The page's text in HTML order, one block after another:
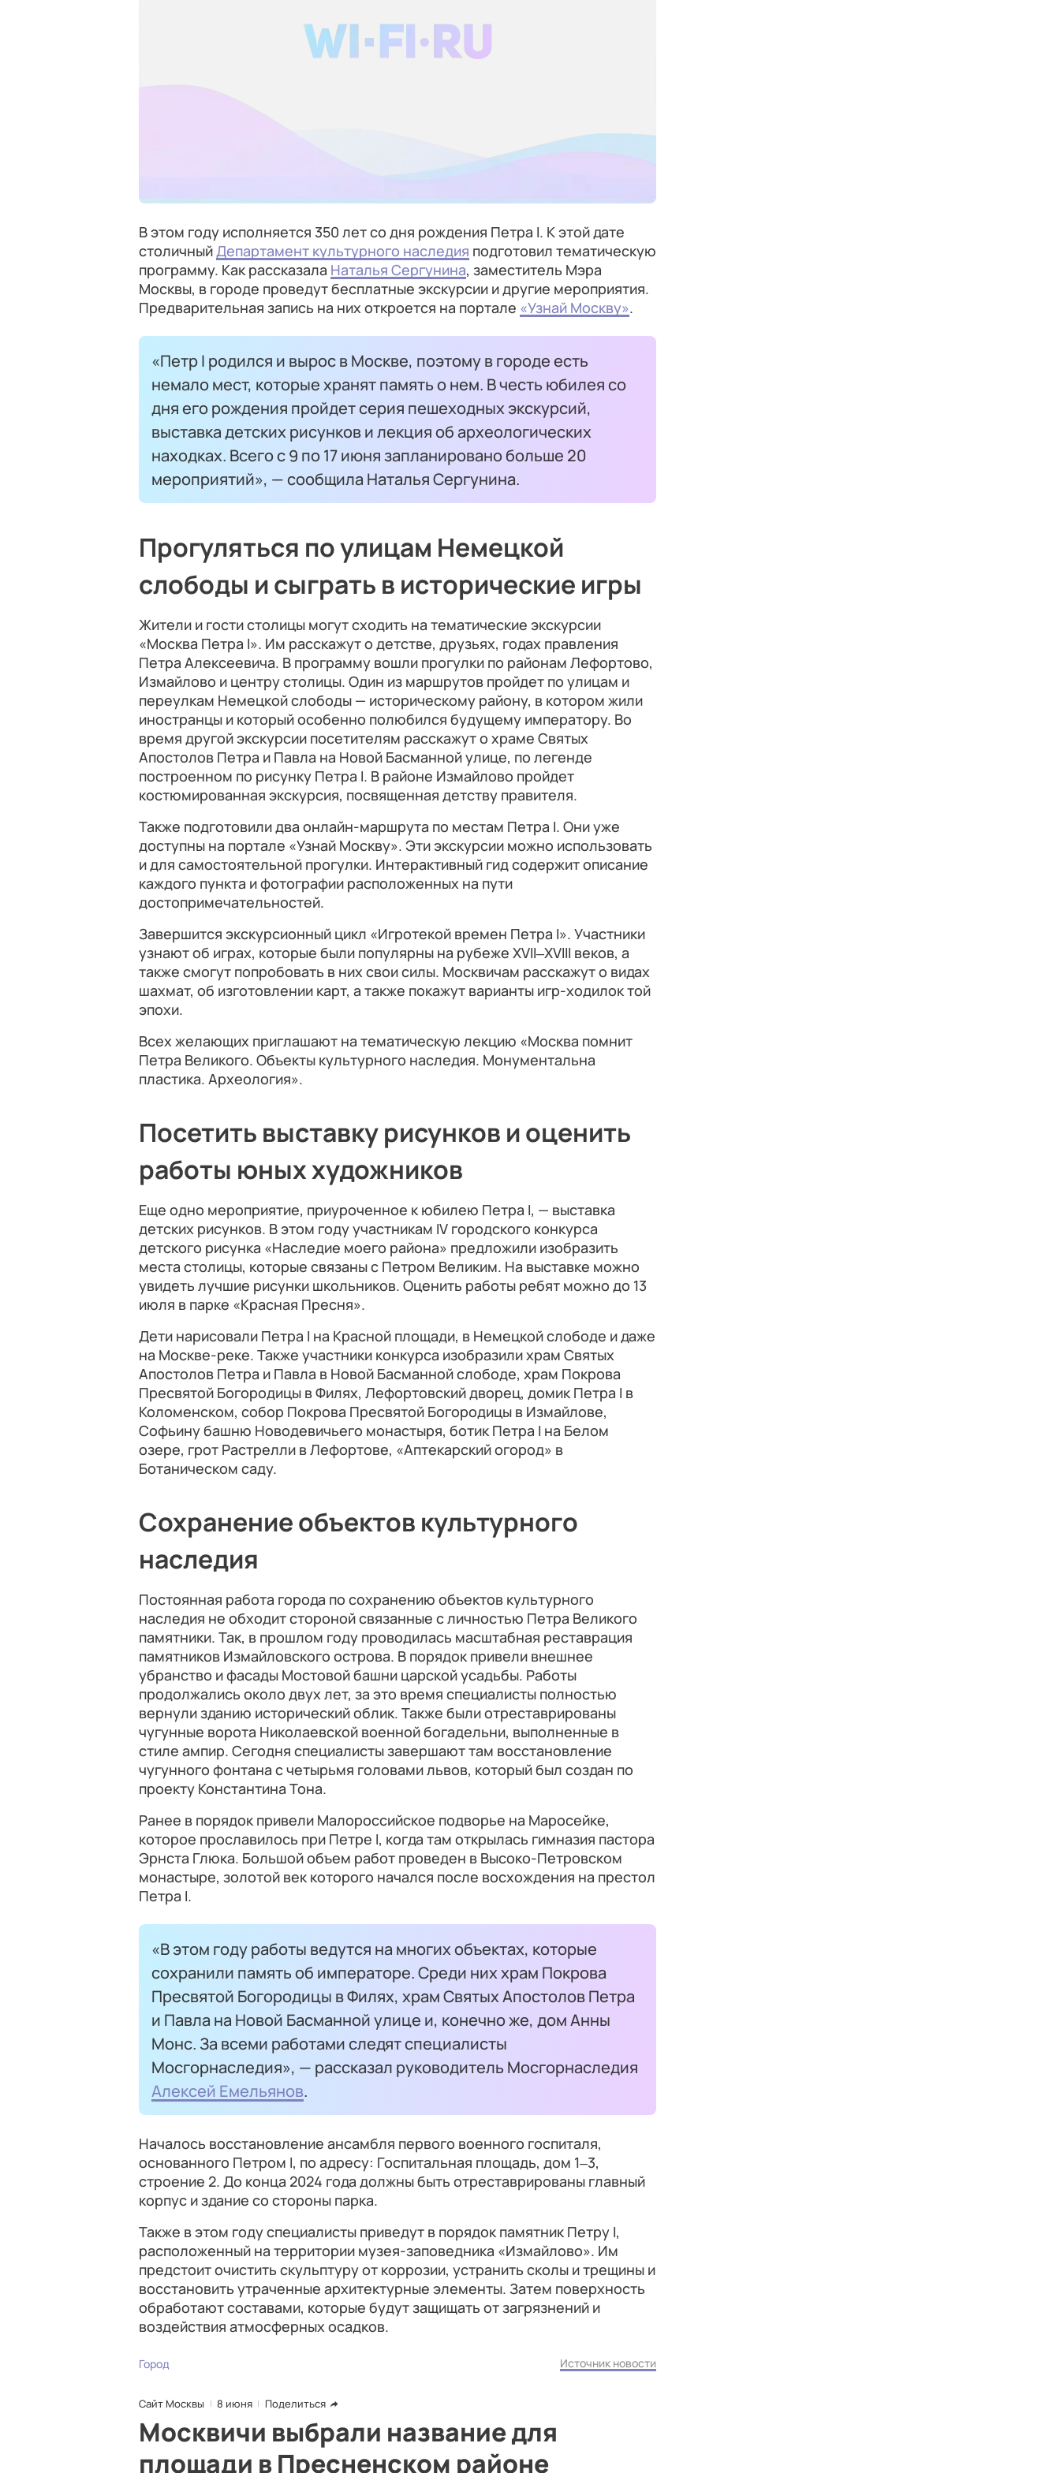
В этом году исполняется 350 лет со дня рождения Петра I. К этой дате
столичныйДепартамент культурного наследия подготовил тематическую
программу. Как рассказала Наталья Сергунина, заместитель Мэра
Москвы, в городе проведут бесплатные экскурсии и другие мероприятия.
Предварительная запись на них откроется на портале «Узнай Москву».
«Петр I родился и вырос в Москве, поэтому в городе есть
немало мест, которые хранят память о нем. В честь юбилея со
дня его рождения пройдет серия пешеходных экскурсий,
выставка детских рисунков и лекция об археологических
находках. Всего с 9 по 17 июня запланировано больше 20
мероприятий», — сообщила Наталья Сергунина.
Прогуляться по улицам Немецкой
слободы и сыграть в исторические игры
Жители и гости столицы могут сходить на тематические экскурсии
«Москва Петра I». Им расскажут о детстве, друзьях, годах правления
Петра Алексеевича. В программу вошли прогулки по районам Лефортово,
Измайлово и центру столицы. Один из маршрутов пройдет по улицам и
переулкам Немецкой слободы — историческому району, в котором жили
иностранцы и который особенно полюбился будущему императору. Во
время другой экскурсии посетителям расскажут о храме Святых
Апостолов Петра и Павла на Новой Басманной улице, по легенде
построенном по рисунку Петра I. В районе Измайлово пройдет
костюмированная экскурсия, посвященная детству правителя.
Также подготовили два онлайн-маршрута по местам Петра I. Они уже
доступны на портале «Узнай Москву». Эти экскурсии можно использовать
и для самостоятельной прогулки. Интерактивный гид содержит описание
каждого пункта и фотографии расположенных на пути
достопримечательностей.
Завершится экскурсионный цикл «Игротекой времен Петра I». Участники
узнают об играх, которые были популярны на рубеже XVII‒XVIII веков, а
также смогут попробовать в них свои силы. Москвичам расскажут о видах
шахмат, об изготовлении карт, а также покажут варианты игр-ходилок той
эпохи.
Всех желающих приглашают на тематическую лекцию «Москва помнит
Петра Великого. Объекты культурного наследия. Монументальна
пластика. Археология».
Посетить выставку рисунков и оценить
работы юных художников
Еще одно мероприятие, приуроченное к юбилею Петра I, — выставка
детских рисунков. В этом году участникам IV городского конкурса
детского рисунка «Наследие моего района» предложили изобразить
места столицы, которые связаны с Петром Великим. На выставке можно
увидеть лучшие рисунки школьников. Оценить работы ребят можно до 13
июля в парке «Красная Пресня».
Дети нарисовали Петра I на Красной площади, в Немецкой слободе и даже
на Москве-реке. Также участники конкурса изобразили храм Святых
Апостолов Петра и Павла в Новой Басманной слободе, храм Покрова
Пресвятой Богородицы в Филях, Лефортовский дворец, домик Петра I в
Коломенском, собор Покрова Пресвятой Богородицы в Измайлове,
Софьину башню Новодевичьего монастыря, ботик Петра I на Белом
озере, грот Растрелли в Лефортове, «Аптекарский огород» в
Ботаническом саду.
Сохранение объектов культурного
наследия
Постоянная работа города по сохранению объектов культурного
наследия не обходит стороной связанные с личностью Петра Великого
памятники. Так, в прошлом году проводилась масштабная реставрация
памятников Измайловского острова. В порядок привели внешнее
убранство и фасады Мостовой башни царской усадьбы. Работы
продолжались около двух лет, за это время специалисты полностью
вернули зданию исторический облик. Также были отреставрированы
чугунные ворота Николаевской военной богадельни, выполненные в
стиле ампир. Сегодня специалисты завершают там восстановление
чугунного фонтана с четырьмя головами львов, который был создан по
проекту Константина Тона.
Ранее в порядок привели Малороссийское подворье на Маросейке,
которое прославилось при Петре I, когда там открылась гимназия пастора
Эрнста Глюка. Большой объем работ проведен в Высоко-Петровском
монастыре, золотой век которого начался после восхождения на престол
Петра I.
«В этом году работы ведутся на многих объектах, которые
сохранили память об императоре. Среди них храм Покрова
Пресвятой Богородицы в Филях, храм Святых Апостолов Петра
и Павла на Новой Басманной улице и, конечно же, дом Анны
Монс. За всеми работами следят специалисты
Мосгорнаследия», — рассказал руководитель Мосгорнаследия
Алексей Емельянов.
Началось восстановление ансамбля первого военного госпиталя,
основанного Петром I, по адресу: Госпитальная площадь, дом 1‒3,
строение 2. До конца 2024 года должны быть отреставрированы главный
корпус и здание со стороны парка.
Также в этом году специалисты приведут в порядок памятник Петру I,
расположенный на территории музея-заповедника «Измайлово». Им
предстоит очистить скульптуру от коррозии, устранить сколы и трещины и
восстановить утраченные архитектурные элементы. Затем поверхность
обработают составами, которые будут защищать от загрязнений и
воздействия атмосферных осадков.
Город Источник новости
Сайт Москвы 8 июня Поделиться
Москвичи выбрали название для
площади в Пресненском районе